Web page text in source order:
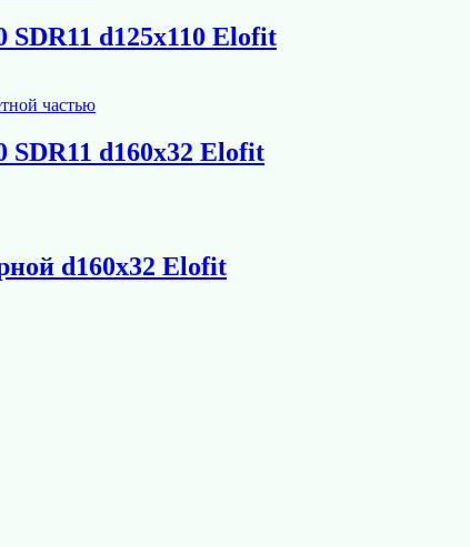
d125х110 Elofit
SDR11 d160х32 Elofit
d160х32 Elofit